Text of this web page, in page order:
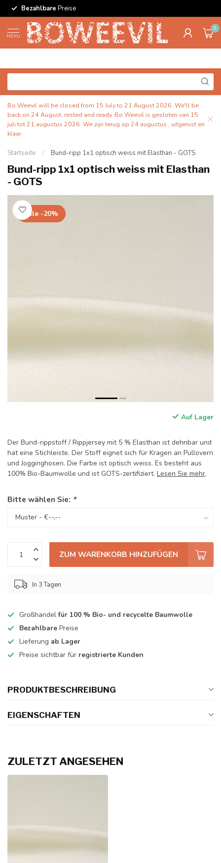
Bezahlbare Preise
MENU
0
Bo Weevil will be closed from 15 July to 21 August 2026. We'll be
back on 24 August, rested and ready. Bo Weevil is gesloten van 15
juli tot 21 augustus 2026. We zijn terug op 24 augustus , uitgerust en
klaar.
Startseite / Bund-ripp 1x1 optisch weiss mit Elasthan - GOTS
Bund-ripp 1x1 optisch weiss mit Elasthan
- GOTS
sale -20%
Auf Lager
Der Bund-rippstoff / Rippjersey mit 5 % Elasthan ist dehnbar und
hat eine Stichleiste. Der Stoff eignet sich für Kragen an Pullovern
und Jogginghosen. Die Farbe ist optisch weiss. Es besteht aus
100% Bio-Baumwolle und ist GOTS-zertifiziert. Lesen Sie mehr.
Bitte wählen Sie: *
ZUM WARENKORB HINZUFÜGEN
In 3 Tagen
Großhandelfür 100 % Bio- und recycelte Baumwolle
Bezahlbare Preise
Lieferung ab Lager
Preise sichtbar für registrierte Kunden
PRODUKTBESCHREIBUNG
EIGENSCHAFTEN
ZULETZT ANGESEHEN